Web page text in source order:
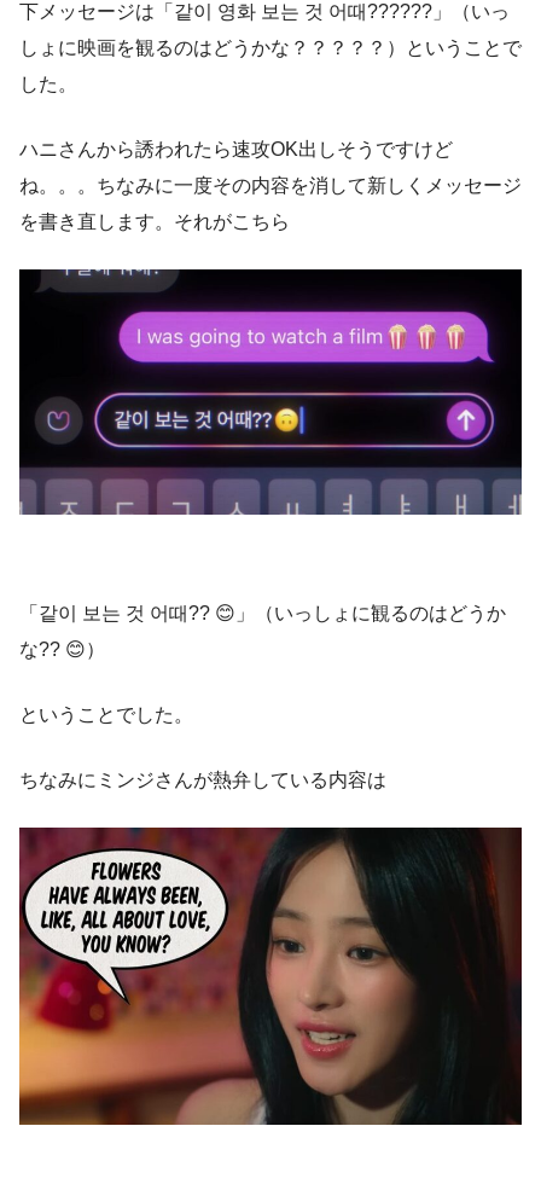
下メッセージは「같이 영화 보는 것 어때??????」（いっ
しょに映画を観るのはどうかな？？？？？）ということで
した。
ハニさんから誘われたら速攻OK出しそうですけど
ね。。。ちなみに一度その内容を消して新しくメッセージ
を書き直します。それがこちら
「같이 보는 것 어때?? 😊」（いっしょに観るのはどうか
な?? 😊）
ということでした。
ちなみにミンジさんが熱弁している内容は